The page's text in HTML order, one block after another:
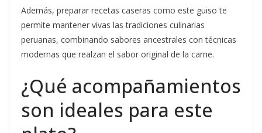
Además, preparar recetas caseras como este guiso te
permite mantener vivas las tradiciones culinarias
peruanas, combinando sabores ancestrales con técnicas
modernas que realzan el sabor original de la carne.
¿Qué acompañamientos
son ideales para este